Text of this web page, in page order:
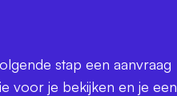
stap een aanvraag
voor je bekijken en je een